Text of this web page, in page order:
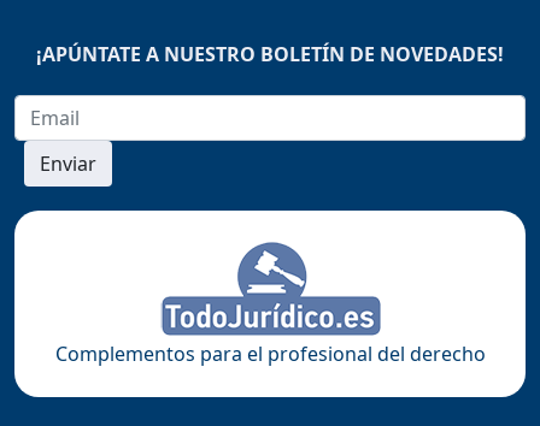
¡APÚNTATE A NUESTRO BOLETÍN DE NOVEDADES!
Enviar
Complementos para el profesional del derecho